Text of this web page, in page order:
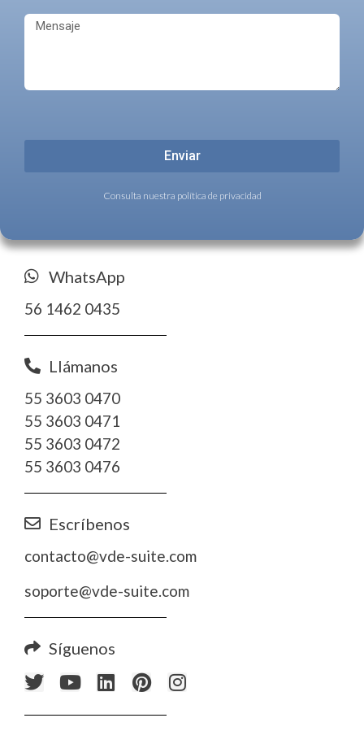
Enviar
Consulta nuestra política de privacidad
WhatsApp
56 1462 0435
Llámanos
55 3603 0470
55 3603 0471
55 3603 0472
55 3603 0476
Escríbenos
contacto@vde-suite.com
soporte@vde-suite.com
Síguenos